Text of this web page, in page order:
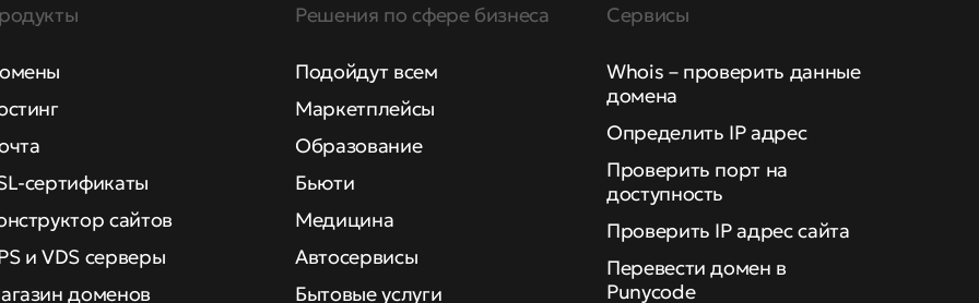
сертификаты
сайтов
и VDS серверы
доменов
Решения по сфере бизнеса
Подойдут всем
Маркетплейсы
Образование
Бьюти
Медицина
Автосервисы
Бытовые услуги
Сервисы
Whois – проверить данные
домена
Определить IP адрес
Проверить порт на
доступность
Проверить IP адрес сайта
Перевести домен в
Punycode